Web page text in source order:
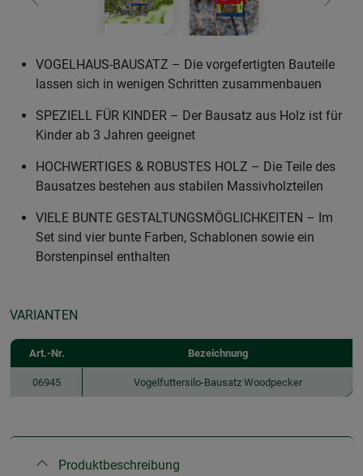
Zurück Weiter
VOGELHAUS-BAUSATZ – Die vorgefertigten Bauteile
lassen sich in wenigen Schritten zusammenbauen
SPEZIELL FÜR KINDER – Der Bausatz aus Holz ist für
Kinder ab 3 Jahren geeignet
HOCHWERTIGES & ROBUSTES HOLZ – Die Teile des
Bausatzes bestehen aus stabilen Massivholzteilen
VIELE BUNTE GESTALTUNGSMÖGLICHKEITEN – Im
Set sind vier bunte Farben, Schablonen sowie ein
Borstenpinsel enthalten
VARIANTEN
Art.-Nr. Bezeichnung
06945 Vogelfuttersilo-Bausatz Woodpecker
Produktbeschreibung